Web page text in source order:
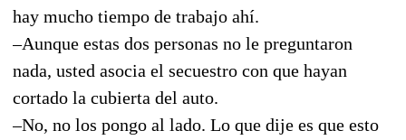
hay mucho tiempo de trabajo ahí.
–Aunque estas dos personas no le preguntaron
nada, usted asocia el secuestro con que hayan
cortado la cubierta del auto.
–No, no los pongo al lado. Lo que dije es que esto